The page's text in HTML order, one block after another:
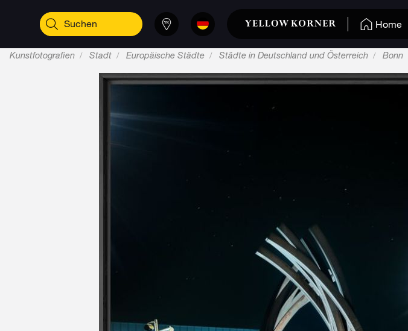
Home
Kunstfotografien Stadt Europäische Städte Städte in Deutschland und Österreich Bonn